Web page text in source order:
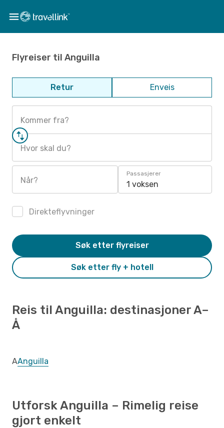
Flyreiser til Anguilla
Retur Enveis
Kommer fra?
Hvor skal du?
Når?
Passasjerer
1 voksen
Direkteflyvninger
Søk etter fly + hotell
Søk etter flyreiser
Reis til Anguilla: destinasjoner A–
Å
AAnguilla
Utforsk Anguilla – Rimelig reise
gjort enkelt